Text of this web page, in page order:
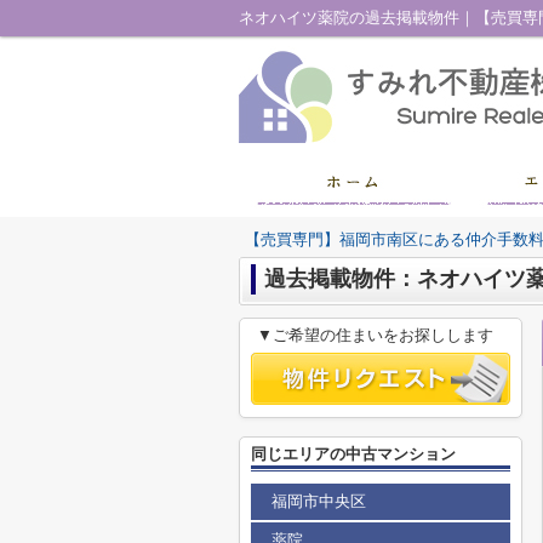
【売買専門】福岡市南区にある仲介手数
過去掲載物件：ネオハイツ
▼ご希望の住まいをお探しします
同じエリアの中古マンション
福岡市中央区